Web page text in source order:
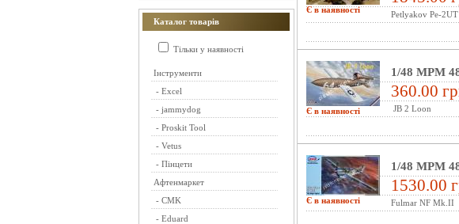
Каталог товарів
Тільки у наявності
Інструменти
- Excel
- jammydog
- Proskit Tool
- Vetus
- Пінцети
Афтенмаркет
- CMK
- Eduard
Є в наявності Petlyakov Pe-
Є в наявності
1/48 MPM
360.00
JB 2 Loon
Є в наявності
1/48 MPM
1530.00
Fulmar NF Mk.II